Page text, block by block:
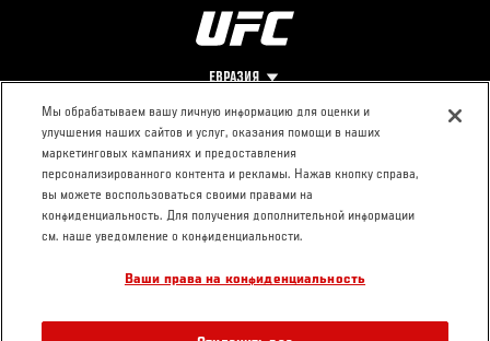
ЕВРАЗИЯ
Footer
О UFC
Про ММА
Социальная
ответственность
КОНТАКТЫ
Пресс-центр
Условия
использования
Мы обрабатываем вашу личную информацию для оценки и
улучшения наших сайтов и услуг, оказания помощи в наших
маркетинговых кампаниях и предоставления
персонализированного контента и рекламы. Нажав кнопку справа,
вы можете воспользоваться своими правами на
конфиденциальность. Для получения дополнительной информации
см. наше уведомление о конфиденциальности.
Ваши права на конфиденциальность